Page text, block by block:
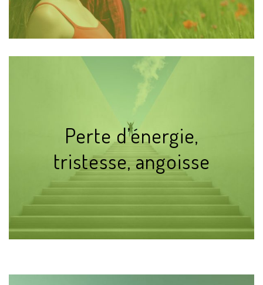
Perte d’énergie,
tristesse, angoisse